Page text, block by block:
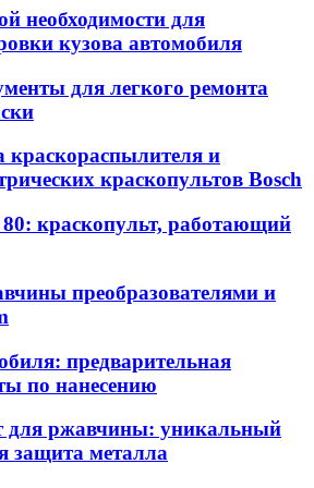
необходимости для
кузова автомобиля
для легкого ремонта
и
краскопультов Bosch
краскопульт, работающий
преобразователями и
предварительная
по нанесению
для ржавчины: уникальный
защита металла